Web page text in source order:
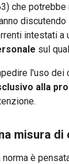
che
intestati a
sul
l'uso dei
alla
misura
norma è